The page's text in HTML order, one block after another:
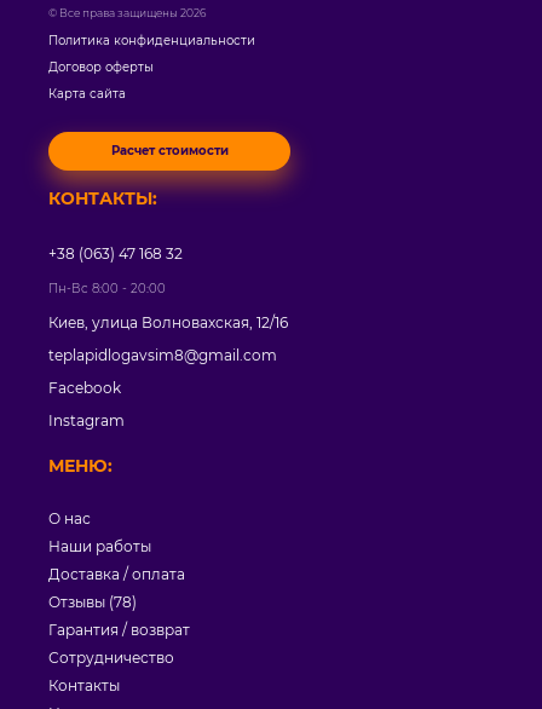
© Все права защищены 2026
Политика конфиденциальности
Договор оферты
Карта сайта
Расчет стоимости
МЕНЮ:
О нас
Наши работы
Доставка / оплата
Отзывы (78)
Гарантия / возврат
Сотрудничество
Контакты
КОНТАКТЫ:
+38 (063) 47 168 32
Пн-Вс 8:00 - 20:00
Киев, улица Волновахская, 12/16
teplapidlogavsim8@gmail.com
Facebook
Instagram